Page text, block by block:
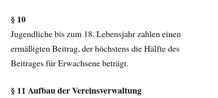
§ 10
Jugendliche bis zum 18. Lebensjahr zahlen einen
ermäßigten Beitrag, der höchstens die Hälfte des
Beitrages für Erwachsene beträgt.
§ 11 Aufbau der Vereinsverwaltung